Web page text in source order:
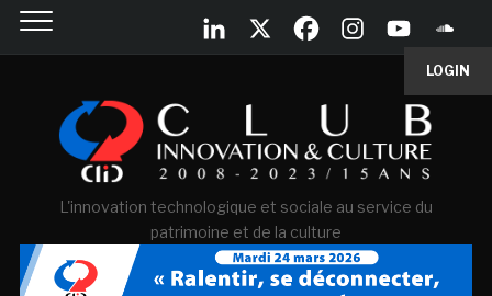
LOGIN
L'innovation technologique et sociale au service du
patrimoine et de la culture